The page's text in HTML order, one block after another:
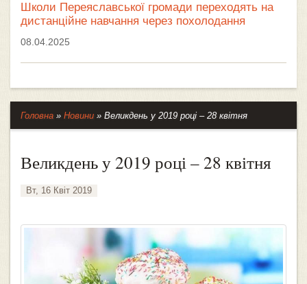
Школи Переяславської громади переходять на
дистанційне навчання через похолодання
08.04.2025
Головна » Новини » Великдень у 2019 році – 28 квітня
Великдень у 2019 році – 28 квітня
Вт, 16 Квіт 2019